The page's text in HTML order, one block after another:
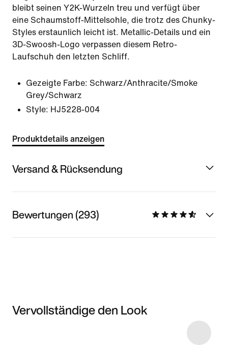
bleibt seinen Y2K-Wurzeln treu und verfügt über
eine Schaumstoff-Mittelsohle, die trotz des Chunky-
Styles erstaunlich leicht ist. Metallic-Details und ein
3D-Swoosh-Logo verpassen diesem Retro-
Laufschuh den letzten Schliff.
Gezeigte Farbe: Schwarz/Anthracite/Smoke
Grey/Schwarz
Style: HJ5228-004
Produktdetails anzeigen
Versand & Rücksendung
Bewertungen (293)
Vervollständige den Look